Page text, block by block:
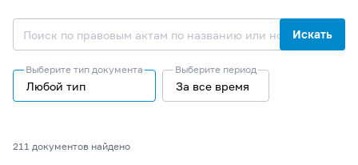
Искать
Выберите тип документа
Любой тип
Выберите период
За все время
211 документов найдено